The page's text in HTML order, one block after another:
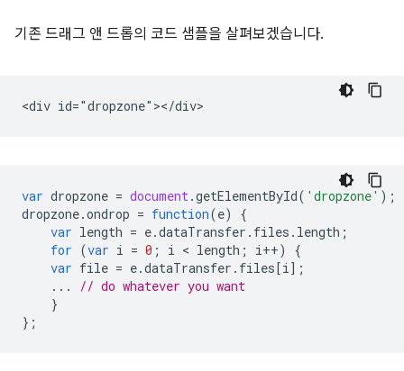
기존 드래그 앤 드롭의 코드 샘플을 살펴보겠습니다.
var dropzone = document.getElementById( 'dropzone' );
dropzone.ondrop = function(e)
{
var length = e.dataTransfer . files . length ;
for (var i = 0 ; i < length ; i++)
{
var file = e.dataTransfer . files[i];
...
// do whatever you want
}
};